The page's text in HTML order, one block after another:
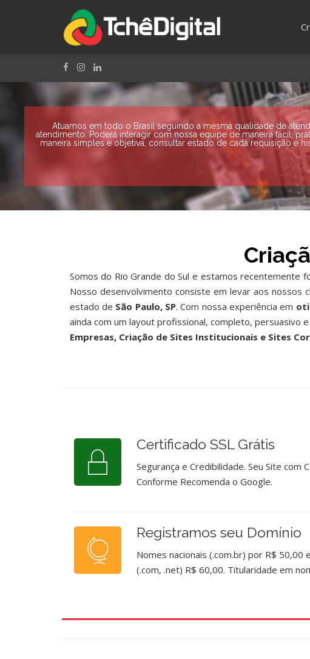
Atuamos em todo o Brasil seguindo a mesma qualidade de
atendimento. Poderá interagir com nossa equipe de maneira fácil,
maneira simples e objetiva, consultar estado de cada requisição e
Somos do Rio Grande do Sul e estamos recentemente
Nosso desenvolvimento consiste em levar aos nossos
estado de São Paulo, SP. Com nossa experiência em
ainda com um layout profissional, completo, persuasivo
Empresas, Criação de Sites Institucionais e Sites
Certificado SSL Grátis
Segurança e Credibilidade. Seu Site com
Conforme Recomenda o Google.
Registramos seu Domínio
Nomes nacionais (.com.br) por R$ 50,00
(.com, .net) R$ 60,00. Titularidade em